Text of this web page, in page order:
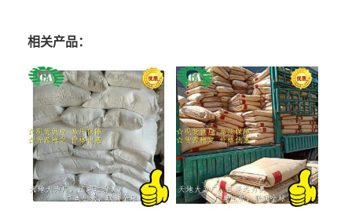
相关产品：